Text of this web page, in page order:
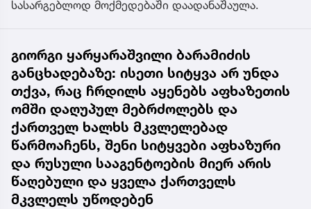
სასარგებლოდ მოქმედებაში დაადანაშაულა.
გიორგი ყარყარაშვილი ბარამიძის
განცხადებაზე: ისეთი სიტყვა არ უნდა
თქვა, რაც ჩრდილს აყენებს აფხაზეთის
ომში დაღუპულ მებრძოლებს და
ქართველ ხალხს მკვლელებად
წარმოაჩენს, შენი სიტყვები აფხაზური
და რუსული სააგენტოების მიერ არის
წაღებული და ყველა ქართველს
მკვლელს უწოდებენ